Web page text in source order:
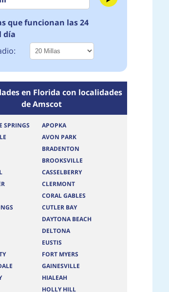
que funcionan las 24
día
en Florida con localidades
de Amscot
SPRINGS
APOPKA
AVON PARK
BRADENTON
BROOKSVILLE
CASSELBERRY
CLERMONT
CORAL GABLES
CUTLER BAY
DAYTONA BEACH
DELTONA
EUSTIS
FORT MYERS
GAINESVILLE
HIALEAH
HOLLY HILL